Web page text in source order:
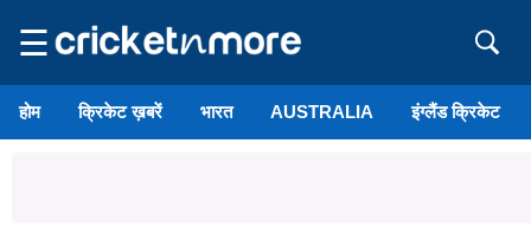
☰
होम क्रिकेट ख़बरें भारत AUSTRALIA इंग्लैंड क्रिकेट